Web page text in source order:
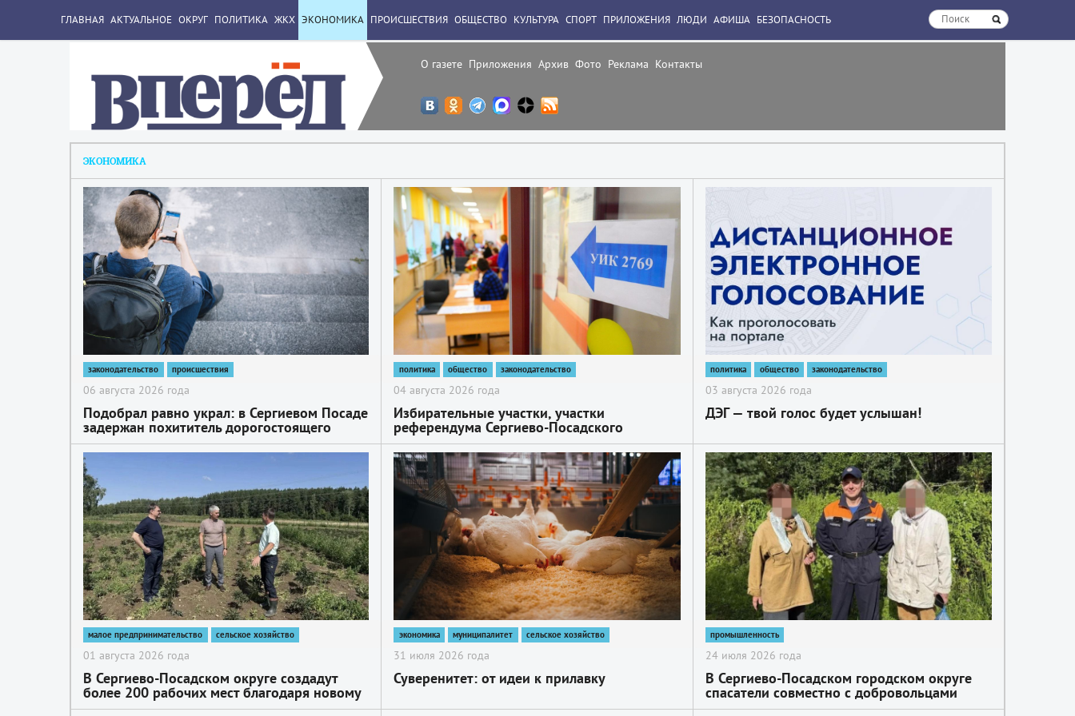
О газете Приложения Архив Фото Реклама Контакты
ГЛАВНАЯ АКТУАЛЬНОЕ ОКРУГ ПОЛИТИКА ЖКХ ЭКОНОМИКА ПРОИСШЕСТВИЯ ОБЩЕСТВО КУЛЬТУРА СПОРТ ПРИЛОЖЕНИЯ ЛЮДИ АФИША БЕЗОПАСНОСТЬ
ЭКОНОМИКА
2
законодательство происшествия
06 августа 2026 года
Подобрал равно украл: в Сергиевом Посаде
задержан похититель дорогостоящего
смартфона
2
политика общество законодательство
04 августа 2026 года
Избирательные участки, участки
референдума Сергиево-Посадского
городского округа
политика общество законодательство
03 августа 2026 года
ДЭГ — твой голос будет услышан!
2
малое предпринимательство сельское хозяйство
01 августа 2026 года
В Сергиево-Посадском округе создадут
более 200 рабочих мест благодаря новому
тепличному комплексу
2
экономика муниципалитет сельское хозяйство
31 июля 2026 года
Суверенитет: от идеи к прилавку
2
промышленность
24 июля 2026 года
В Сергиево-Посадском городском округе
спасатели совместно с добровольцами
поисково-спасательного отряда